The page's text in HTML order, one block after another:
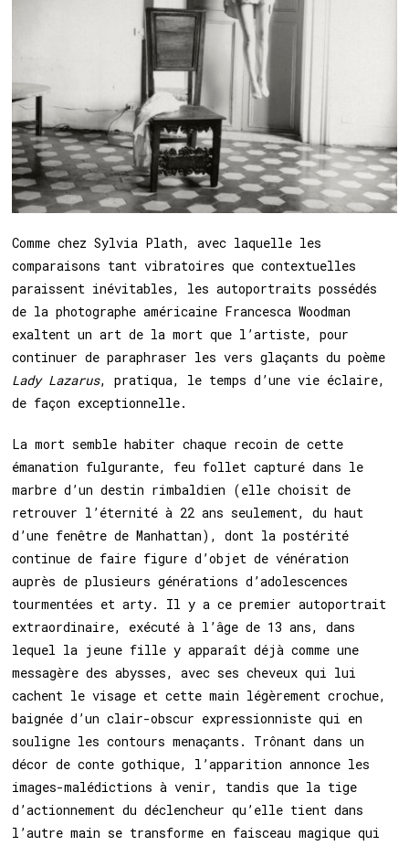
Comme chez Sylvia Plath, avec laquelle les
comparaisons tant vibratoires que contextuelles
paraissent inévitables, les autoportraits possédés
de la photographe américaine Francesca Woodman
exaltent un art de la mort que l’artiste, pour
continuer de paraphraser les vers glaçants du poème
Lady Lazarus, pratiqua, le temps d’une vie éclaire,
de façon exceptionnelle.
La mort semble habiter chaque recoin de cette
émanation fulgurante, feu follet capturé dans le
marbre d’un destin rimbaldien (elle choisit de
retrouver l’éternité à 22 ans seulement, du haut
d’une fenêtre de Manhattan), dont la postérité
continue de faire figure d’objet de vénération
auprès de plusieurs générations d’adolescences
tourmentées et arty. Il y a ce premier autoportrait
extraordinaire, exécuté à l’âge de 13 ans, dans
lequel la jeune fille y apparaît déjà comme une
messagère des abysses, avec ses cheveux qui lui
cachent le visage et cette main légèrement crochue,
baignée d’un clair-obscur expressionniste qui en
souligne les contours menaçants. Trônant dans un
décor de conte gothique, l’apparition annonce les
images-malédictions à venir, tandis que la tige
d’actionnement du déclencheur qu’elle tient dans
l’autre main se transforme en faisceau magique qui